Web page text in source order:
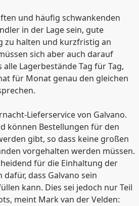
und häufig schwankenden
in der Lage sein, gute
zu halten und kurzfristig an
sich aber auch darauf
Lagerbestände Tag für Tag,
für Monat genau den gleichen
Lieferservice von Galvano.
können Bestellungen für den
gibt, so dass keine großen
vorgehalten werden müssen.
für die Einhaltung der
dass Galvano sein
kann. Dies sei jedoch nur Teil
meint Mark van der Velden: